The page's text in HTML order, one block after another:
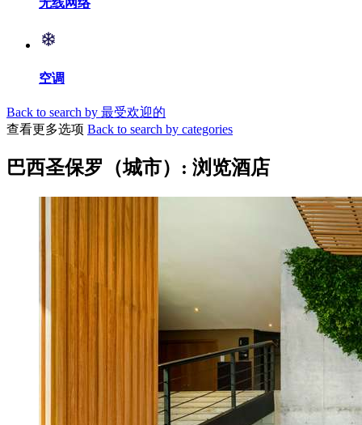
无线网络
空调
Back to search by 最受欢迎的
查看更多选项 Back to search by categories
巴西圣保罗（城市）: 浏览酒店